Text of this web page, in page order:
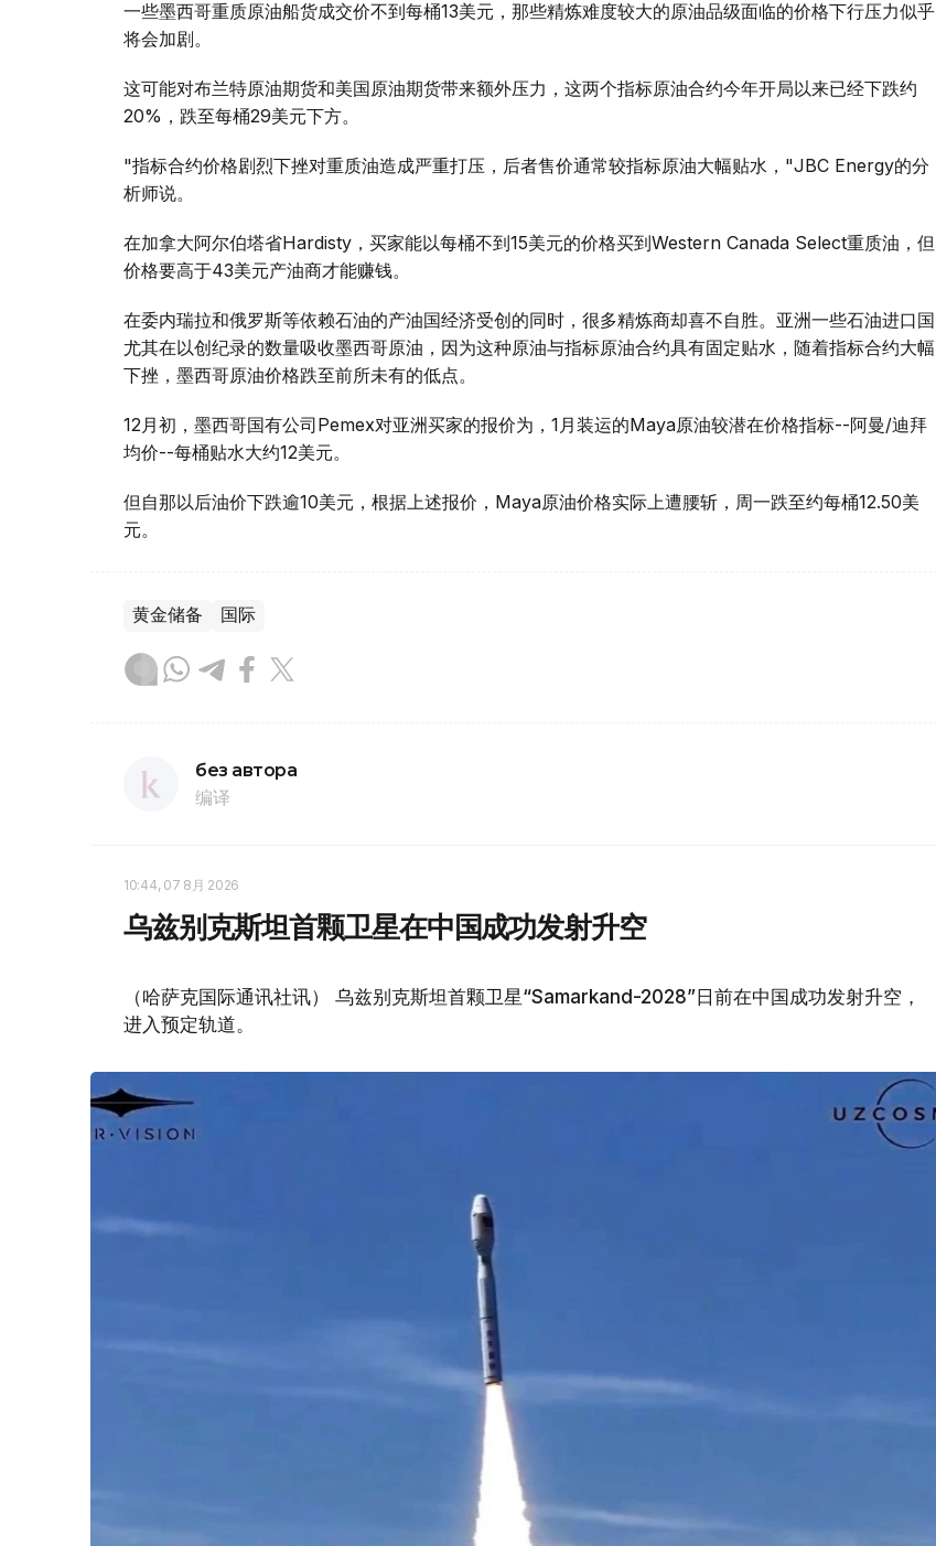
一些墨西哥重质原油船货成交价不到每桶13美元，那些精炼难度较大的原油品级面临的价格下行压力似乎
将会加剧。
这可能对布兰特原油期货和美国原油期货带来额外压力，这两个指标原油合约今年开局以来已经下跌约
20%，跌至每桶29美元下方。
"指标合约价格剧烈下挫对重质油造成严重打压，后者售价通常较指标原油大幅贴水，"JBC Energy的分
析师说。
在加拿大阿尔伯塔省Hardisty，买家能以每桶不到15美元的价格买到Western Canada Select重质油，但
价格要高于43美元产油商才能赚钱。
在委内瑞拉和俄罗斯等依赖石油的产油国经济受创的同时，很多精炼商却喜不自胜。亚洲一些石油进口国
尤其在以创纪录的数量吸收墨西哥原油，因为这种原油与指标原油合约具有固定贴水，随着指标合约大幅
下挫，墨西哥原油价格跌至前所未有的低点。
12月初，墨西哥国有公司Pemex对亚洲买家的报价为，1月装运的Maya原油较潜在价格指标--阿曼/迪拜
均价--每桶贴水大约12美元。
但自那以后油价下跌逾10美元，根据上述报价，Maya原油价格实际上遭腰斩，周一跌至约每桶12.50美
元。
黄金储备 国际
без автора
编译
10:44, 07 8月 2026
乌兹别克斯坦首颗卫星在中国成功发射升空
（哈萨克国际通讯社讯） 乌兹别克斯坦首颗卫星“Samarkand-2028”日前在中国成功发射升空，
进入预定轨道。